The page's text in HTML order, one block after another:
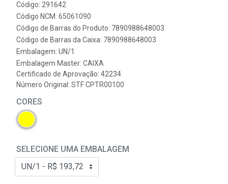
Código: 291642
Código NCM: 65061090
Código de Barras do Produto: 7890988648003
Código de Barras da Caixa: 7890988648003
Embalagem: UN/1
Embalagem Master: CAIXA
Certificado de Aprovação: 42234
Número Original: STF CPTR00100
CORES
SELECIONE UMA EMBALAGEM